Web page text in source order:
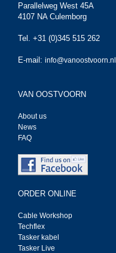
Parallelweg West 45A
4107 NA Culemborg
Tel. +31 (0)345 515 262
E-mail: info@vanoostvoorn.nl
VAN OOSTVOORN
About us
News
FAQ
ORDER ONLINE
Cable Workshop
Techflex
Tasker kabel
Tasker Live